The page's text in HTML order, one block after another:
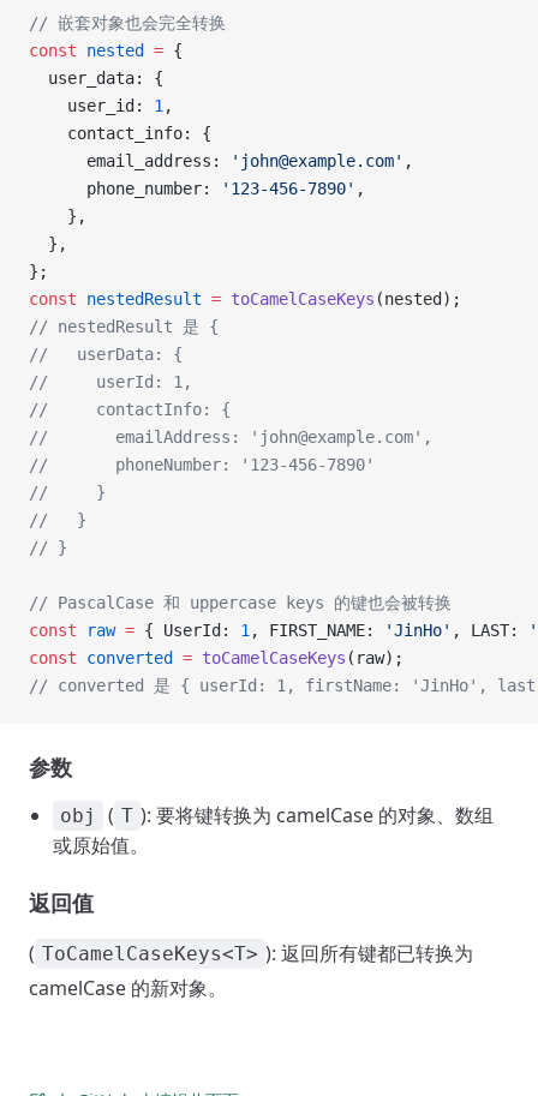
// 嵌套对象也会完全转换
const nested = {
  user_data: {
    user_id:
1 ,
    contact_info: {
      email_address:
'john@example.com' ,
      phone_number:
'123-456-7890' ,
    },
  },
};
const nestedResult = toCamelCaseKeys (nested);
// nestedResult 是 {
//   userData: {
//     userId: 1,
//     contactInfo: {
//       emailAddress: 'john@example.com',
//       phoneNumber: '123-456-7890'
//     }
//   }
// }
// PascalCase 和 uppercase keys 的键也会被转换
const raw = { UserId: 1 , FIRST_NAME: 'JinHo' , LAST:
const converted = toCamelCaseKeys (raw);
// converted 是 { userId: 1, firstName: 'JinHo',
参数
obj ( T ): 要将键转换为 camelCase 的对象、数组
或原始值。
返回值
( ToCamelCaseKeys<T> ): 返回所有键都已转换为
camelCase 的新对象。